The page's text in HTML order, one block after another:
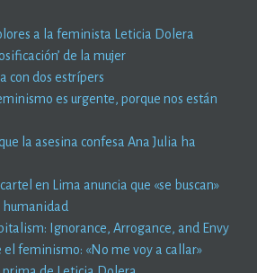
a la feminista Leticia Dolera
de la mujer
con dos estrípers
es urgente, porque nos están
la asesina confesa Ana Julia ha
en Lima anuncia que «se buscan»
humanidad
Ignorance, Arrogance, and Envy
el feminismo: «No me voy a callar»